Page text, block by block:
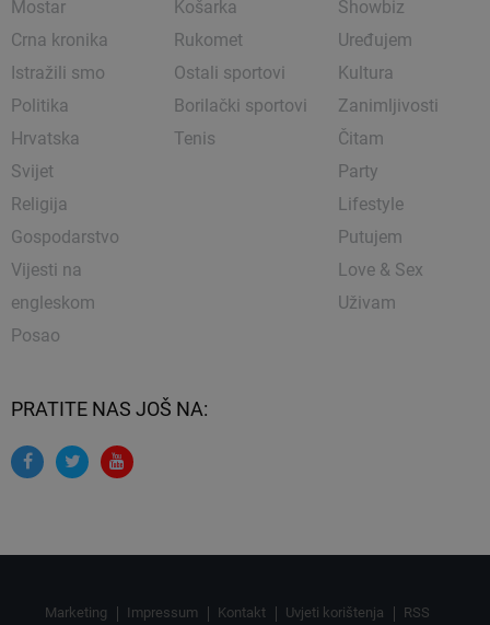
Mostar
Crna kronika
Istražili smo
Politika
Hrvatska
Svijet
Religija
Gospodarstvo
Vijesti na
engleskom
Posao
Košarka
Rukomet
Ostali sportovi
Borilački sportovi
Tenis
Showbiz
Uređujem
Kultura
Zanimljivosti
Čitam
Party
Lifestyle
Putujem
Love & Sex
Uživam
PRATITE NAS JOŠ NA:
Marketing Impressum Kontakt Uvjeti korištenja RSS